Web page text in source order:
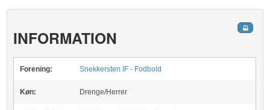
INFORMATION
Forening: Snekkersten IF - Fodbold
Køn: Drenge/Herrer